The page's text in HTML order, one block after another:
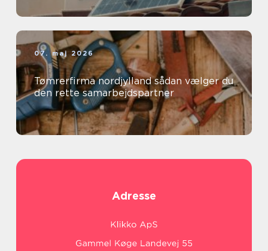
07. maj 2026
Tømrerfirma nordjylland sådan vælger du
den rette samarbejdspartner
Adresse